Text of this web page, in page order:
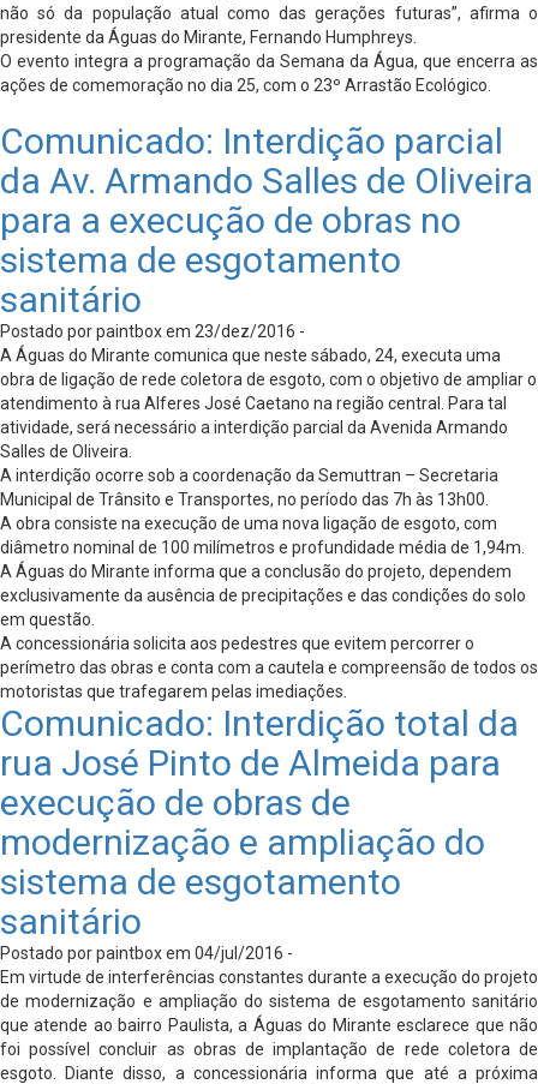
não só da população atual como das gerações futuras”, afirma o
presidente da Águas do Mirante, Fernando Humphreys.
O evento integra a programação da Semana da Água, que encerra as
ações de comemoração no dia 25, com o 23º Arrastão Ecológico.
Comunicado: Interdição parcial
da Av. Armando Salles de Oliveira
para a execução de obras no
sistema de esgotamento
sanitário
Postado por paintbox em 23/dez/2016 -
A Águas do Mirante comunica que neste sábado, 24, executa uma
obra de ligação de rede coletora de esgoto, com o objetivo de ampliar o
atendimento à rua Alferes José Caetano na região central. Para tal
atividade, será necessário a interdição parcial da Avenida Armando
Salles de Oliveira.
A interdição ocorre sob a coordenação da Semuttran – Secretaria
Municipal de Trânsito e Transportes, no período das 7h às 13h00.
A obra consiste na execução de uma nova ligação de esgoto, com
diâmetro nominal de 100 milímetros e profundidade média de 1,94m.
A Águas do Mirante informa que a conclusão do projeto, dependem
exclusivamente da ausência de precipitações e das condições do solo
em questão.
A concessionária solicita aos pedestres que evitem percorrer o
perímetro das obras e conta com a cautela e compreensão de todos os
motoristas que trafegarem pelas imediações.
Comunicado: Interdição total da
rua José Pinto de Almeida para
execução de obras de
modernização e ampliação do
sistema de esgotamento
sanitário
Postado por paintbox em 04/jul/2016 -
Em virtude de interferências constantes durante a execução do projeto
de modernização e ampliação do sistema de esgotamento sanitário
que atende ao bairro Paulista, a Águas do Mirante esclarece que não
foi possível concluir as obras de implantação de rede coletora de
esgoto. Diante disso, a concessionária informa que até a próxima